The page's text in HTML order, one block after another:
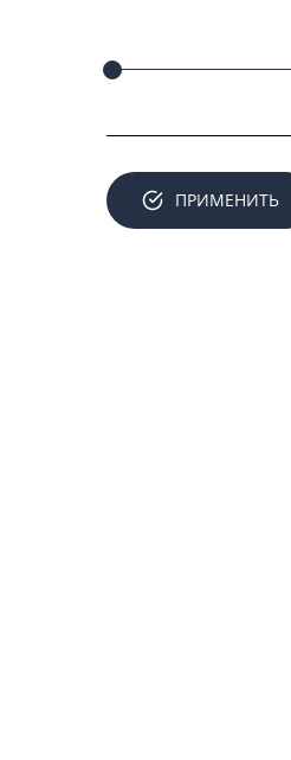
ПРИМЕНИТЬ